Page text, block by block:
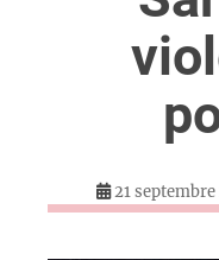
21 septembre